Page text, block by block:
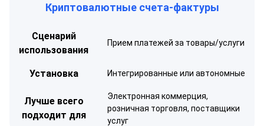
Криптовалютные счета-фактуры
Сценарий
использования
Прием платежей за товары/услуги
Установка Интегрированные или автономные
Лучше всего
подходит для
Электронная коммерция,
розничная торговля, поставщики
услуг